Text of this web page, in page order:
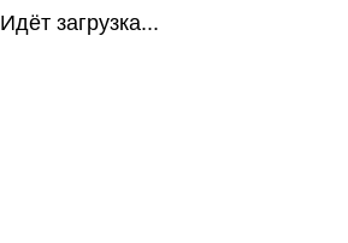
Идёт загрузка...